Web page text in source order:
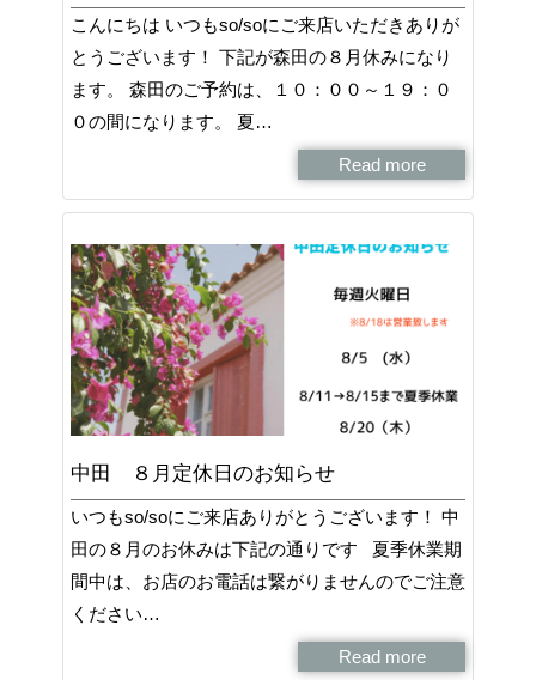
こんにちは いつもso/soにご来店いただきありが
とうございます！ 下記が森田の８月休みになり
ます。 森田のご予約は、１０：００～１９：０
０の間になります。 夏…
Read more
中田 ８月定休日のお知らせ
いつもso/soにご来店ありがとうございます！ 中
田の８月のお休みは下記の通りです 夏季休業期
間中は、お店のお電話は繋がりませんのでご注意
ください…
Read more